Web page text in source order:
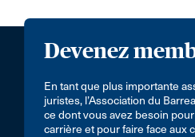
Devenez
En tant que plus importante
juristes, l’Association du
ce dont vous avez besoin
carrière et pour faire face aux